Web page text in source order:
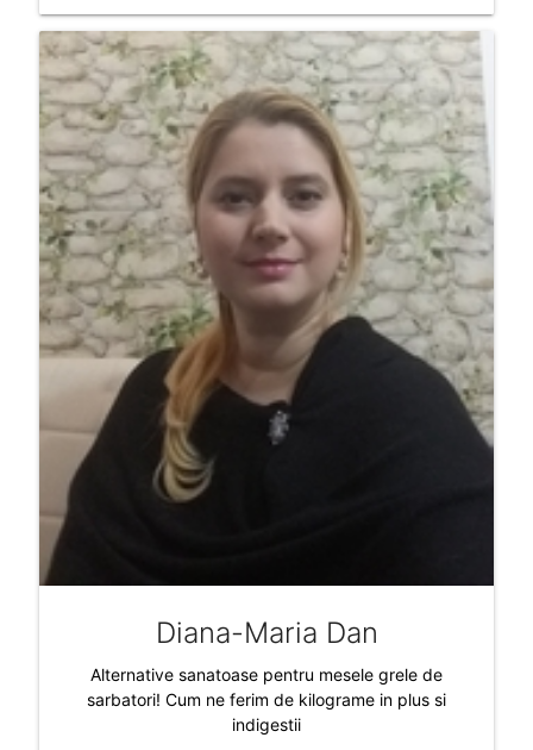
Diana-Maria Dan
Alternative sanatoase pentru mesele grele de
sarbatori! Cum ne ferim de kilograme in plus si
indigestii